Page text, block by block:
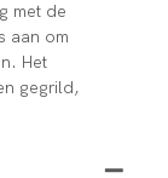
met de
aan om
Het
gegrild,